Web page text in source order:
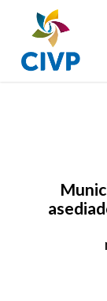
main
content